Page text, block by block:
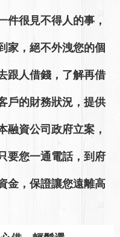
件很見不得人的事，
家，絕不外洩您的個
跟人借錢，了解再借
戶的財務狀況，提供
融資公司政府立案，
要您一通電話，到府
金，保證讓您遠離高